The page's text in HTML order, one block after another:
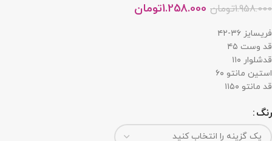
1.958.000تومان 1.258.000تومان
فریسایز ۳۶-۴۲
قد وست ۴۵
قدشلوار ۱۱۰
استین مانتو ۶۰
قد مانتو ۱۱۵۰
رنگ